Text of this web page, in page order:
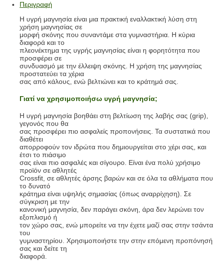
Περιγραφή
Η υγρή μαγνησία είναι μια πρακτική εναλλακτική λύση στη
χρήση μαγνησίας σε
μορφή σκόνης που συναντάμε στα γυμναστήρια. Η κύρια
διαφορά και το
πλεονέκτημα της υγρής μαγνησίας είναι η φορητότητα που
προσφέρει σε
συνδυασμό με την έλλειψη σκόνης. Η χρήση της μαγνησίας
προστατεύει τα χέρια
σας από κάλους, ενώ βελτιώνει και το κράτημά σας.
Γιατί να χρησιμοποιήσω υγρή μαγνησία;
Η υγρή μαγνησία βοηθάει στη βελτίωση της λαβής σας (grip),
γεγονός που θα
σας προσφέρει πιο ασφαλείς προπονήσεις. Τα συστατικά που
διαθέτει
απορροφούν τον ιδρώτα που δημιουργείται στο χέρι σας, και
έτσι το πιάσιμο
σας είναι πιο ασφαλές και σίγουρο. Είναι ένα πολύ χρήσιμο
προϊόν σε αθλητές
Crossfit, σε αθλητές άρσης βαρών και σε όλα τα αθλήματα που
το δυνατό
κράτημα είναι υψηλής σημασίας (όπως αναρρίχηση). Σε
σύγκριση με την
κανονική μαγνησία, δεν παράγει σκόνη, άρα δεν λερώνει τον
εξοπλισμό ή
τον χώρο σας, ενώ μπορείτε να την έχετε μαζί σας στην τσάντα
του
γυμναστηρίου. Χρησιμοποιήστε την στην επόμενη προπόνησή
σας και δείτε τη
διαφορά.